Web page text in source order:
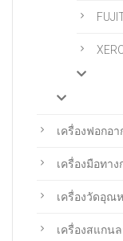
เครื่องฟอกอ
เครื่องมือทา
เครื่องวัดอุณ
เครื่องสแกน